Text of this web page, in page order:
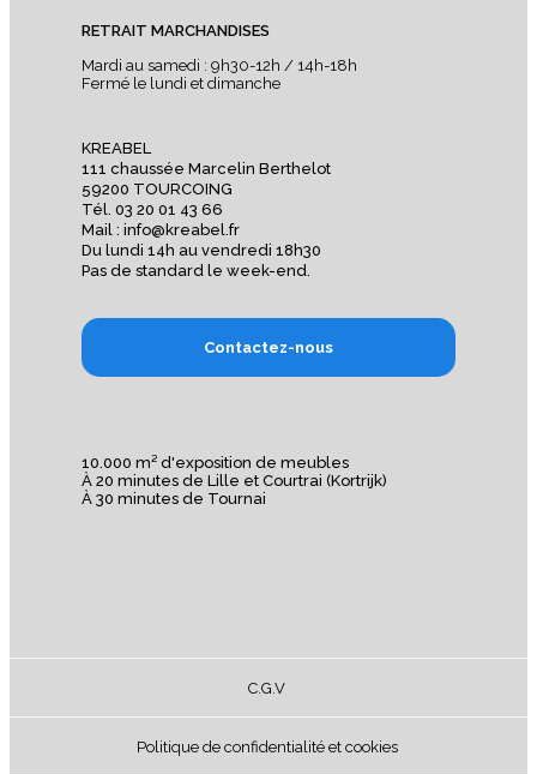
RETRAIT MARCHANDISES
Mardi au samedi : 9h30-12h / 14h-18h
Fermé le lundi et dimanche
KREABEL
111 chaussée Marcelin Berthelot
59200 TOURCOING
Tél. 03 20 01 43 66
Mail : info@kreabel.fr
Du lundi 14h au vendredi 18h30
Pas de standard le week-end.
Contactez-nous
10.000 m² d'exposition de meubles
À 20 minutes de Lille et Courtrai (Kortrijk)
À 30 minutes de Tournai
C.G.V
Politique de confidentialité et cookies